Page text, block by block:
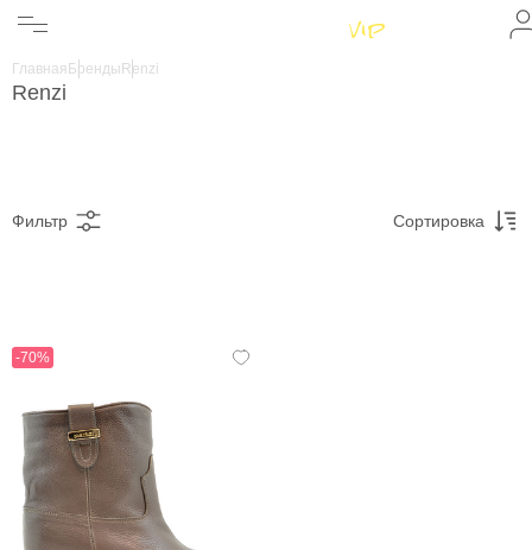
Главная Бренды Renzi
Renzi
Фильтр Сортировка
-70%